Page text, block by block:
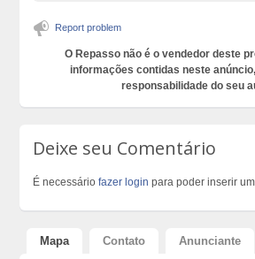
Report problem
O Repasso não é o vendedor deste
informações contidas neste
responsabilidade do seu
Deixe seu Comentário
É necessáriofazer login para poder inserir
Mapa Contato Anunciante